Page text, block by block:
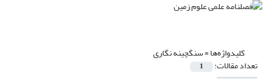
کلیدواژه‌ها =سنگ‎چینه نگاری
تعداد مقالات: 1